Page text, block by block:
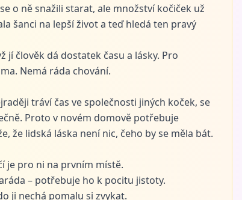
o ně snažili starat, ale množství kočiček už
šanci na lepší život a teď hledá ten pravý
jí člověk dá dostatek času a lásky. Pro
Nemá ráda chování.
tráví čas ve společnosti jiných koček, se
Proto v novém domově potřebuje
že lidská láska není nic, čeho by se měla bát.
je pro ni na prvním místě.
– potřebuje ho k pocitu jistoty.
ji nechá pomalu si zvykat.